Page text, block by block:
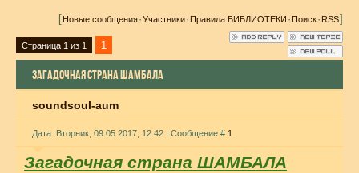
[Новые сообщения·Участники·Правила БИБЛИОТЕКИ·Поиск·RSS]
Страница 1 из 1 1
ЗАГАДОЧНАЯ СТРАНА ШАМБАЛА
soundsoul-aum
Дата: Вторник, 09.05.2017, 12:42 | Сообщение # 1
Загадочная страна ШАМБАЛА